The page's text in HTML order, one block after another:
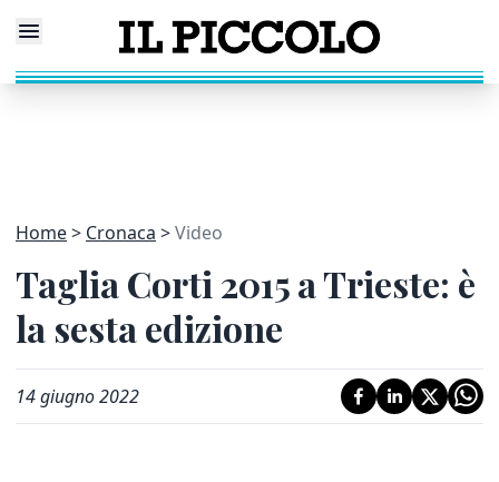
Home Cronaca Video
Taglia Corti 2015 a Trieste: è
la sesta edizione
14 giugno 2022